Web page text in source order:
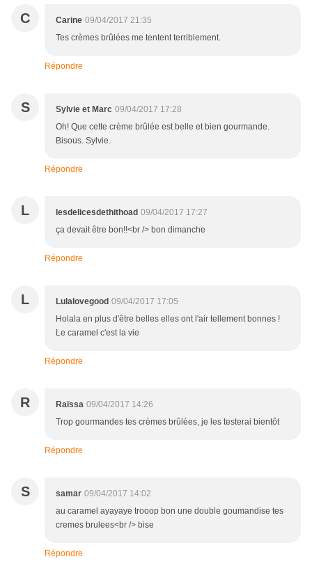
C Carine 09/04/2017 21:35
Tes crèmes brûlées me tentent terriblement.
Répondre
S Sylvie et Marc 09/04/2017 17:28
Oh! Que cette crème brûlée est belle et bien gourmande.
Bisous. Sylvie.
Répondre
L lesdelicesdethithoad 09/04/2017 17:27
ça devait être bon!!<br /> bon dimanche
Répondre
L Lulalovegood 09/04/2017 17:05
Holala en plus d'être belles elles ont l'air tellement bonnes !
Le caramel c'est la vie
Répondre
R Raïssa 09/04/2017 14:26
Trop gourmandes tes crèmes brûlées, je les testerai bientôt
Répondre
S samar 09/04/2017 14:02
au caramel ayayaye trooop bon une double goumandise tes
cremes brulees<br /> bise
Répondre